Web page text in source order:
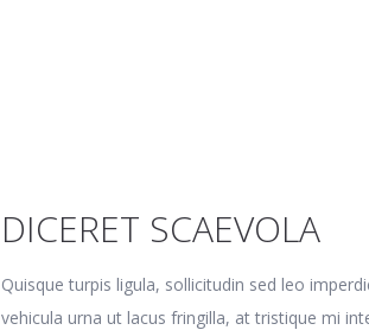
DICERET SCAEVOLA
Quisque turpis ligula, sollicitudin sed leo
vehicula urna ut lacus fringilla, at tristique mi